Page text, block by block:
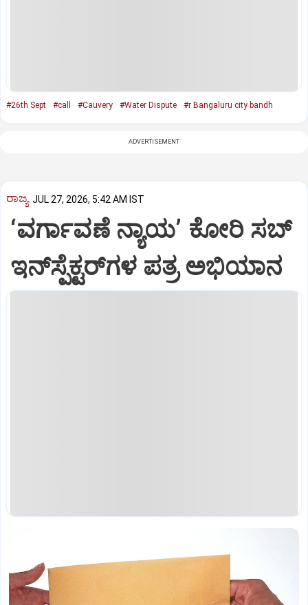
#26th Sept #call #Cauvery #Water Dispute #r Bangaluru city bandh
ADVERTISEMENT
ರಾಜ್ಯ JUL 27, 2026, 5:42 AM IST
‘ವರ್ಗಾವಣೆ ನ್ಯಾಯ’ ಕೋರಿ ಸಬ್‌
ಇನ್‌ಸ್ಪೆಕ್ಟರ್‌ಗಳ ಪತ್ರ ಅಭಿಯಾನ